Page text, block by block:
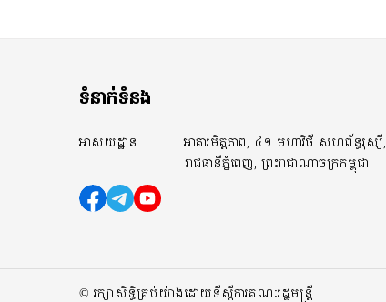
ទំនាក់ទំនង
អាសយដ្ឋាន
: អាគារមិត្តភាព, ៤១ មហាវិថី សហព័ន្ធរុស្សី,
រាជធានីភ្នំពេញ, ព្រះរាជាណាចក្រកម្ពុជា
© រក្សាសិទ្ធិគ្រប់យ៉ាងដោយទីស្តីការគណៈរដ្ឋមន្ត្រី